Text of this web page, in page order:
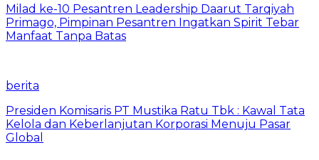
Milad ke-10 Pesantren Leadership Daarut Tarqiyah
Primago, Pimpinan Pesantren Ingatkan Spirit Tebar
Manfaat Tanpa Batas
berita
Presiden Komisaris PT Mustika Ratu Tbk : Kawal Tata
Kelola dan Keberlanjutan Korporasi Menuju Pasar
Global